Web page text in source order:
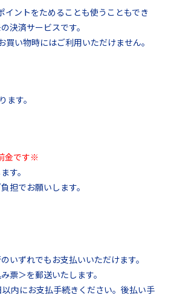
イントをためることも使うこともでき
決済サービスです。
い物時にはご利用いただけません。
ます。
金です※
す。
担でお願いします。
いずれでもお支払いいただけます。
票＞を郵送いたします。
内にお支払手続きください。後払い手